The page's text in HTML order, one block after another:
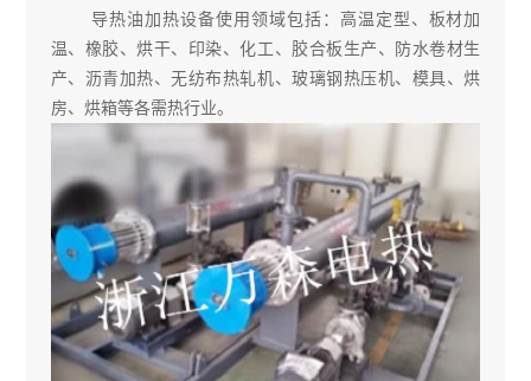
导热油加热设备使用领域包括：高温定型、板材加
温、橡胶、烘干、印染、化工、胶合板生产、防水卷材生
产、沥青加热、无纺布热轧机、玻璃钢热压机、模具、烘
房、烘箱等各需热行业。